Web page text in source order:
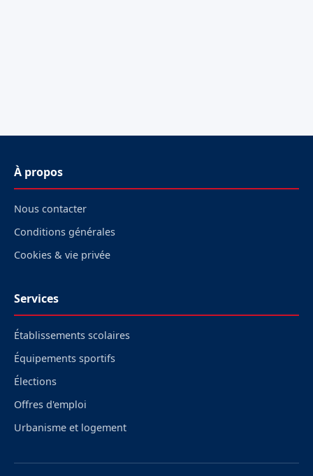
À propos
Nous contacter
Conditions générales
Cookies & vie privée
Services
Établissements scolaires
Équipements sportifs
Élections
Offres d'emploi
Urbanisme et logement